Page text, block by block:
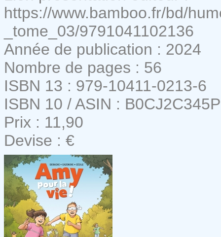
https://www.bamboo.fr/bd/
_tome_03/9791041102136
Année de publication : 2024
Nombre de pages : 56
ISBN 13 : 979-10411-0213-6
ISBN 10 / ASIN : B0CJ2C345P
Prix : 11,90
Devise : €